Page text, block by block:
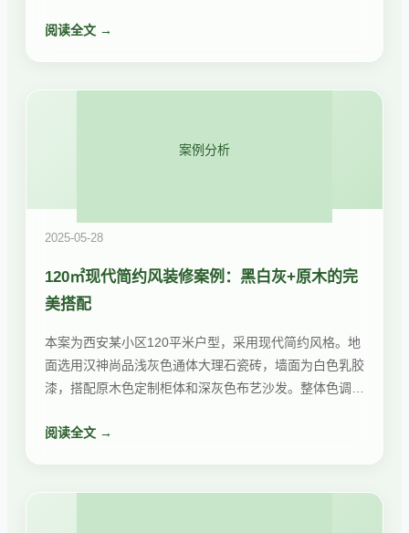
阅读全文 →
案例分析
2025-05-28
120㎡现代简约风装修案例：黑白灰+原木的完
美搭配
本案为西安某小区120平米户型，采用现代简约风格。地
面选用汉神尚品浅灰色通体大理石瓷砖，墙面为白色乳胶
漆，搭配原木色定制柜体和深灰色布艺沙发。整体色调干
阅读全文 →